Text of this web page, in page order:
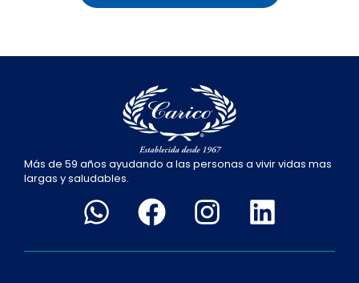
Más de 59 años ayudando a las personas a vivir vidas mas
largas y saludables.